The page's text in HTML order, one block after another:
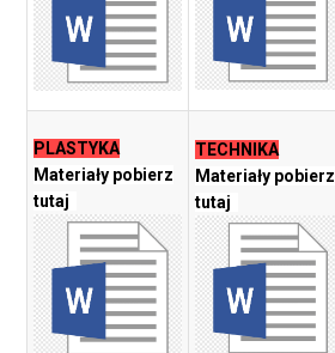
PLASTYKA
Materiały pobierz
tutaj
TECHNIKA
Materiały pobierz
tutaj